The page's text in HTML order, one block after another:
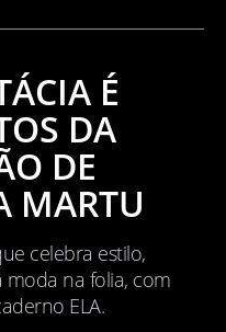
É
DA
DE
MARTU
celebra estilo,
na folia, com
ELA.